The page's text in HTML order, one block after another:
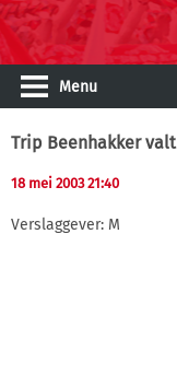
Menu
Trip Beenhakker
18 mei 2003 21:40
Verslaggever: M